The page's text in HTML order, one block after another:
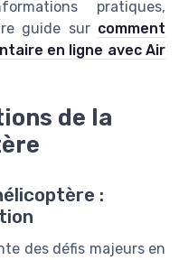
pratiques,
guide sur comment
en ligne avec Air
de la
:
des défis majeurs en